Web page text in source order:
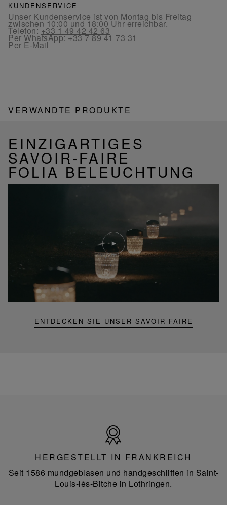
KUNDENSERVICE
Unser Kundenservice ist von Montag bis Freitag
zwischen 10:00 und 18:00 Uhr erreichbar.
Telefon:+33 1 49 42 42 63
Per WhatsApp:+33 7 89 41 73 31
Per E-Mail
VERWANDTE PRODUKTE
EINZIGARTIGES
SAVOIR-FAIRE
FOLIA BELEUCHTUNG
ENTDECKEN SIE UNSER SAVOIR-FAIRE
Video
abspielen
YouTube-
Video,
Folia
Mini-
Portable-
Frankreich
HERGESTELLT IN FRANKREICH
Seit 1586 mundgeblasen und handgeschliffen in Saint-
Louis-lès-Bitche in Lothringen.